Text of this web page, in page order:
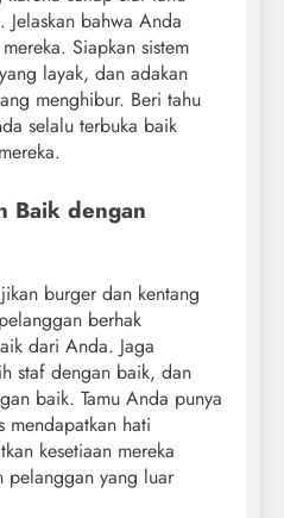
bahwa Anda
Siapkan sistem
layak, dan adakan
menghibur. Beri tahu
selalu terbuka baik
Baik dengan
burger dan kentang
berhak
dari Anda. Jaga
staf dengan baik, dan
baik. Tamu Anda punya
hati
kesetiaan mereka
pelanggan yang luar